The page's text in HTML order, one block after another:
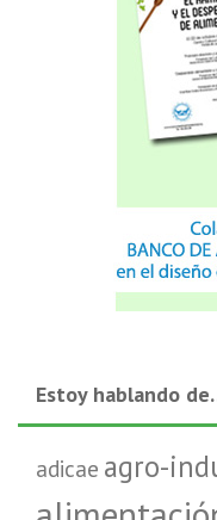
Estoy hablando
adicae agro-